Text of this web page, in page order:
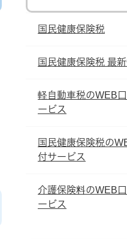
国民健康保険税
国民健康保険税 最
軽自動車税のWEB
ービス
国民健康保険税の
付サービス
介護保険料のWEB
ービス